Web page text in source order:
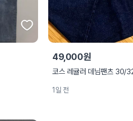
49,000원
코스 레귤러 데님팬츠 30/
1일 전